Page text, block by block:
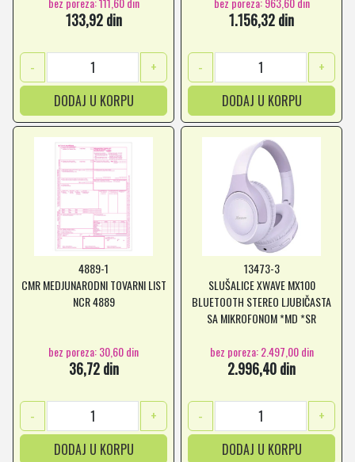
133,92 din
-
+
DODAJ U KORPU
1.156,32 din
-
+
DODAJ U KORPU
4889-1
CMR MEDJUNARODNI TOVARNI LIST
NCR 4889
bez poreza: 30,60 din
36,72 din
-
+
DODAJ U KORPU
13473-3
SLUŠALICE XWAVE MX100
BLUETOOTH STEREO LJUBIČASTA
SA MIKROFONOM *MD *SR
bez poreza: 2.497,00 din
2.996,40 din
-
+
DODAJ U KORPU